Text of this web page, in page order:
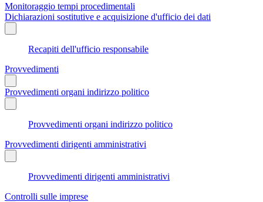
Monitoraggio tempi procedimentali
Dichiarazioni sostitutive e acquisizione d'ufficio dei dati
Recapiti dell'ufficio responsabile
Provvedimenti
Provvedimenti organi indirizzo politico
Provvedimenti organi indirizzo politico
Provvedimenti dirigenti amministrativi
Provvedimenti dirigenti amministrativi
Controlli sulle imprese